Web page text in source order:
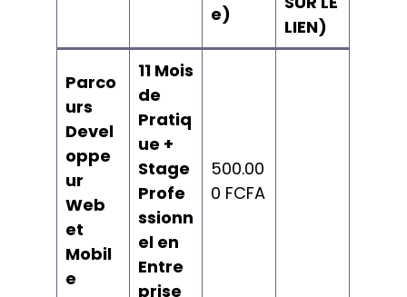
e)
LIEN)
Parco
urs
Devel
oppe
ur
Web
et
Mobil
e
11 Mois
de
Pratiq
ue +
Stage
Profe
ssionn
el en
Entre
prise
500.00
0 FCFA